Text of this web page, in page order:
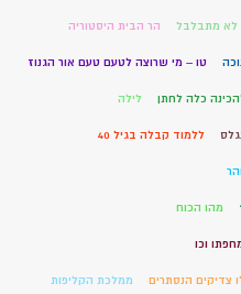
לא מתבלבל הר הבית היסטוריה
טו – מי שרוצה לטעם טעם אור הגנוז
כלה לחתן לילה
ללמוד קבלה בגיל 40
מהו הכוח
וכו
צדיקים הנסתרים ממלכת הקליפות